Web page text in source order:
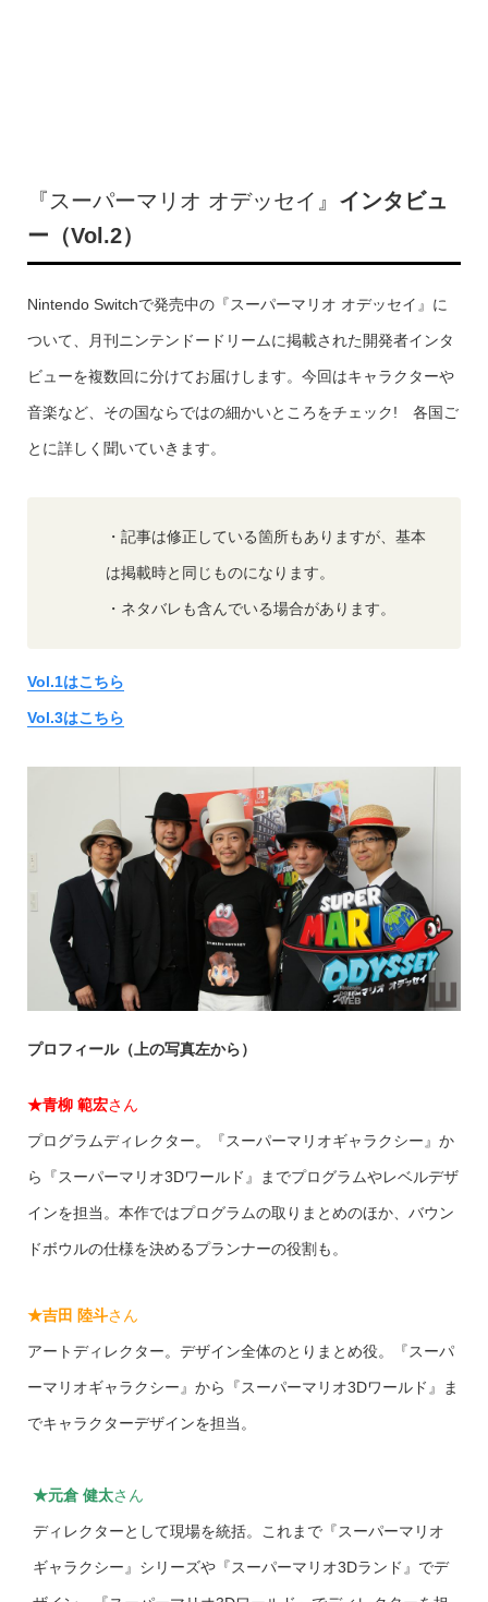
『 スーパーマリオ オデッセイ』 インタビュ
ー（Vol.2）
Nintendo Switchで発売中の『スーパーマリオ オデッセイ』に
ついて、月刊ニンテンドードリームに掲載された開発者インタ
ビューを複数回に分けてお届けします。 今回はキャラクターや
音楽など、その国ならではの細かいところをチェック! 各国ご
とに詳しく聞いていきます。
・記事は修正している箇所もありますが、基本
は掲載時と同じものになります。
・ネタバレも含んでいる場合があります。
Vol.1はこちら
Vol.3はこちら
プロフィール（上の写真左から）
★青柳 範宏さん
プログラムディレクター。『スーパーマリオギャラクシー』か
ら『スーパーマリオ3Dワールド』までプログラムやレベルデザ
インを担当。本作ではプログラムの取りまとめのほか、バウン
ドボウルの仕様を決めるプランナーの役割も。
★吉田 陸斗さん
アートディレクター。デザイン全体のとりまとめ役。『スーパ
ーマリオギャラクシー』から『スーパーマリオ3Dワールド』ま
でキャラクターデザインを担当。
★元倉 健太さん
ディレクターとして現場を統括。これまで『スーパーマリオ
ギャラクシー』シリーズや『スーパーマリオ3Dランド』でデ